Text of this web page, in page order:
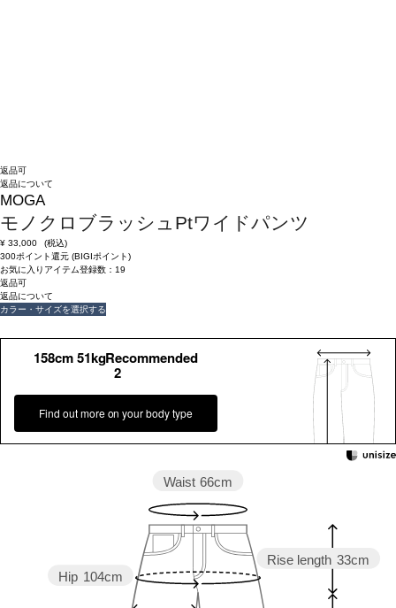
返品可
返品について
MOGA
モノクロブラッシュPtワイドパンツ
¥ 33,000
(税込)
300ポイント還元 (BIGIポイント)
お気に入りアイテム登録数： 19
返品可
返品について
カラー・サイズを選択する
158cm 51kgRecommended
2
Find out more on your body type
Rise length 33cm
Hip 104cm
Waist 66cm